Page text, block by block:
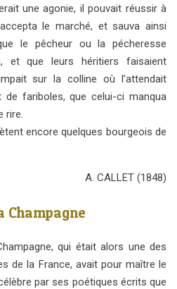
une agonie, il pouvait réussir à
le marché, et sauva ainsi
le pêcheur ou la pécheresse
et que leurs héritiers faisaient
sur la colline où l’attendait
fariboles, que celui-ci manqua
rire.
encore quelques bourgeois de
A. CALLET (1848)
Champagne
qui était alors une des
de la France, avait pour maître le
par ses poétiques écrits que